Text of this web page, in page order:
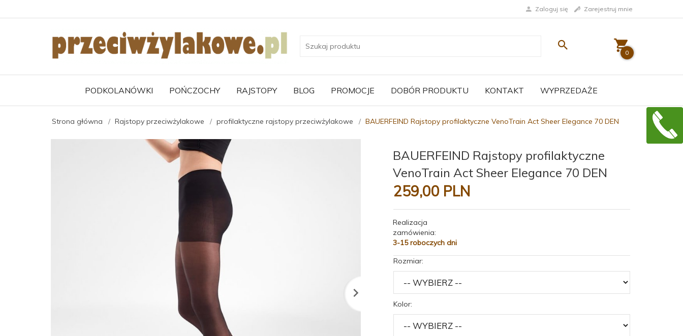
Zaloguj się Zarejestruj mnie
0
PODKOLANÓWKI POŃCZOCHY RAJSTOPY BLOG PROMOCJE DOBÓR PRODUKTU KONTAKT WYPRZEDAŻE
Strona główna Rajstopy przeciwżylakowe profilaktyczne rajstopy przeciwżylakowe BAUERFEIND Rajstopy profilaktyczne VenoTrain Act Sheer Elegance 70 DEN
BAUERFEIND Rajstopy profilaktyczne
VenoTrain Act Sheer Elegance 70 DEN
259,00 PLN
Realizacja
zamówienia:
3-15 roboczych dni
Rozmiar:
Kolor: